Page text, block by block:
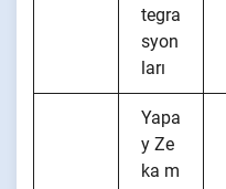
tegra
syon
ları
Yapa
y Ze
ka m